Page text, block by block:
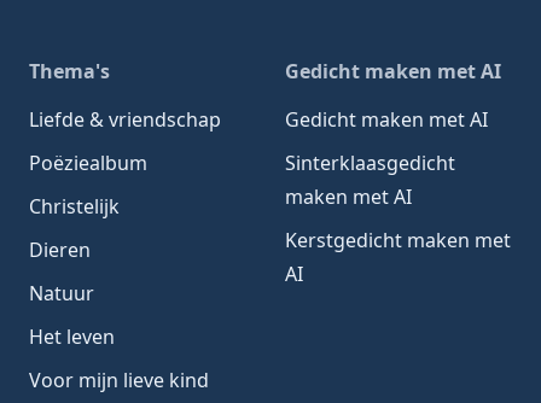
Thema's
Liefde & vriendschap
Poëziealbum
Christelijk
Dieren
Natuur
Het leven
Voor mijn lieve kind
Gedicht maken met AI
Gedicht maken met AI
Sinterklaasgedicht
maken met AI
Kerstgedicht maken met
AI